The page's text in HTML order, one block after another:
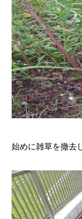
始めに雑草を撤去